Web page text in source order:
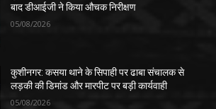
बाद डीआईजी ने किया औचक निरीक्षण
05/08/2026
कुशीनगर: कसया थाने के सिपाही पर ढाबा संचालक से
लड़की की डिमांड और मारपीट पर बड़ी कार्यवाही
05/08/2026